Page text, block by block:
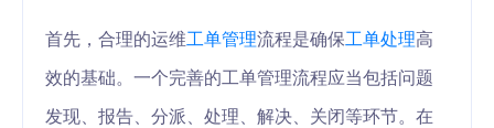
首先，合理的运维工单管理流程是确保工单处理高
效的基础。一个完善的工单管理流程应当包括问题
发现、报告、分派、处理、解决、关闭等环节。在